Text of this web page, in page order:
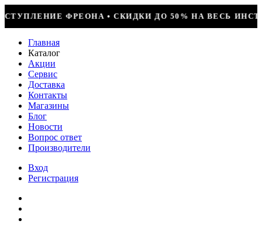
ДО 50% НА ВЕСЬ ИНСТРУМЕНТ • КОМПРЕССОР
Главная
Каталог
Акции
Сервис
Доставка
Контакты
Магазины
Блог
Новости
Вопрос ответ
Производители
Вход
Регистрация